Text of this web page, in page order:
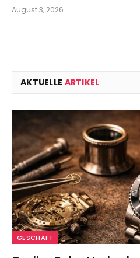
August 3, 2026
AKTUELLE ARTIKEL
GESCHÄFT